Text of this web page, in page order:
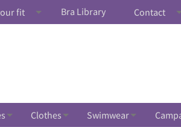
fit Bra Library Contact
Clothes Swimwear